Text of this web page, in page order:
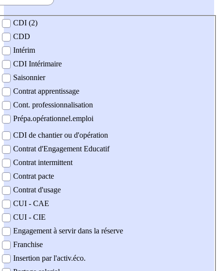
contrat
CDI (2)
CDD
Intérim
CDI Intérimaire
Saisonnier
Contrat apprentissage
Cont. professionnalisation
Prépa.opérationnel.emploi
CDI de chantier ou d'opération
Contrat d'Engagement Educatif
Contrat intermittent
Contrat pacte
Contrat d'usage
CUI - CAE
CUI - CIE
Engagement à servir dans la réserve
Franchise
Insertion par l'activ.éco.